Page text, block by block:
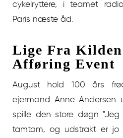
cykelryttere, i teamet
Paris næste åd.
Lige Fra
Afføring Event
August hold 100 års
ejermand Anne Andersen
spille den store døgn "Jeg
tamtam, og udstrakt er